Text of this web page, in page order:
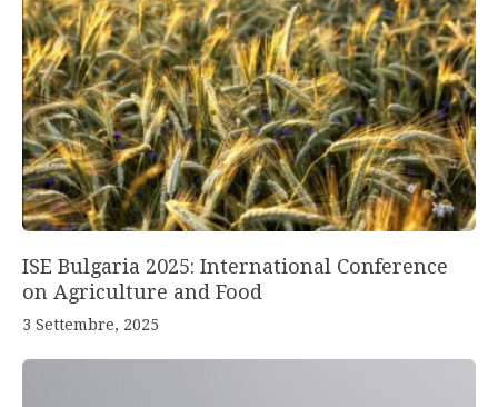
ISE Bulgaria 2025: International Conference
on Agriculture and Food
3 Settembre, 2025